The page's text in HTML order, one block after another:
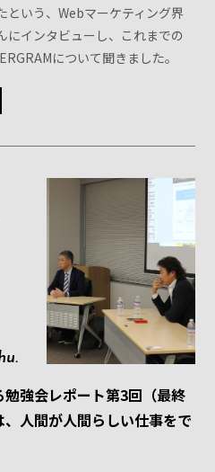
という、Webマーケティング界
にインタビューし、これまでの
について聞きました。
強会レポート第3回（最終
人間が人間らしい仕事をで